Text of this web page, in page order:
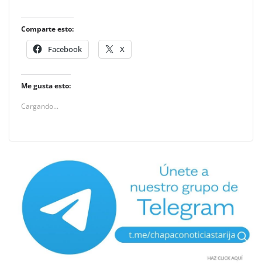
Comparte esto:
Facebook X
Me gusta esto:
Cargando...